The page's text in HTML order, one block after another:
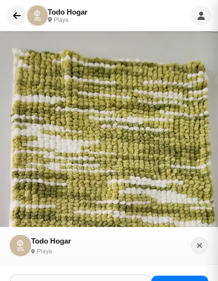
Todo Hogar
Playa
Todo Hogar
Playa
Alfombra de chenilla verde y blanco